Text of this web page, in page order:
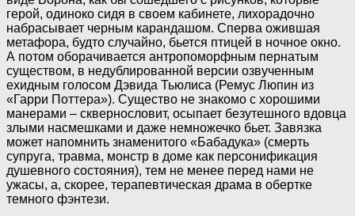
герой, одиноко сидя в своем кабинете, лихорадочно
набрасывает черным карандашом. Сперва ожившая
метафора, будто случайно, бьется птицей в ночное окно.
А потом оборачивается антропоморфным пернатым
существом, в недублированной версии озвученным
ехидным голосом Дэвида Тьюлиса (Ремус Люпин из
«Гарри Поттера»). Существо не знакомо с хорошими
манерами – сквернословит, осыпает безутешного вдовца
злыми насмешками и даже немножечко бьет. Завязка
может напомнить знаменитого «Бабадука» (смерть
супруга, травма, монстр в доме как персонификация
душевного состояния), тем не менее перед нами не
ужасы, а, скорее, терапевтическая драма в обертке
темного фэнтези.